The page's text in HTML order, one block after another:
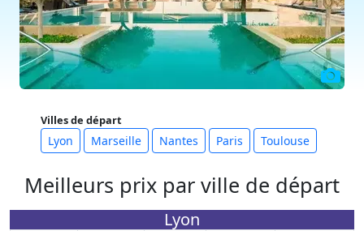
Villes de départ
Lyon Marseille Nantes Paris Toulouse
Meilleurs prix par ville de départ
Lyon